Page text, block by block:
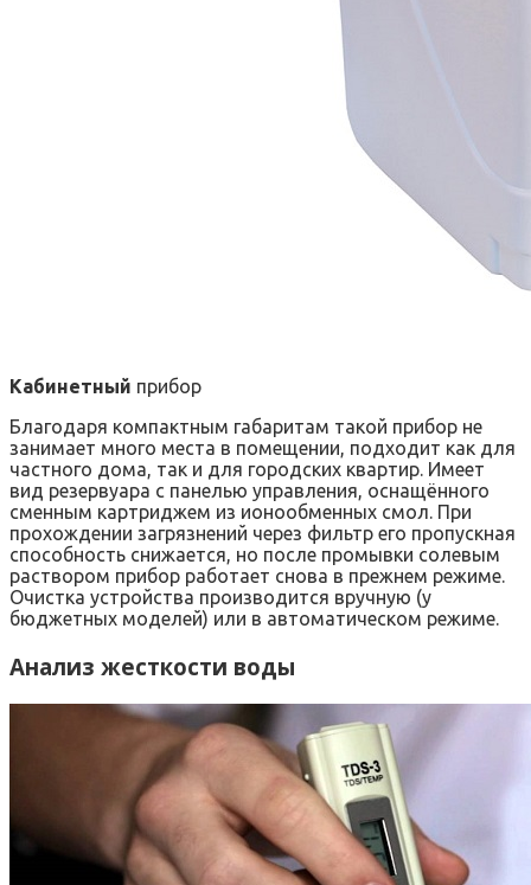
Кабинетный прибор
Благодаря компактным габаритам такой прибор не
занимает много места в помещении, подходит как для
частного дома, так и для городских квартир. Имеет
вид резервуара с панелью управления, оснащённого
сменным картриджем из ионообменных смол. При
прохождении загрязнений через фильтр его пропускная
способность снижается, но после промывки солевым
раствором прибор работает снова в прежнем режиме.
Очистка устройства производится вручную (у
бюджетных моделей) или в автоматическом режиме.
Анализ жесткости воды